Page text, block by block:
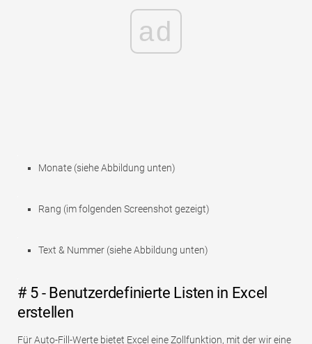
ad
Monate (siehe Abbildung unten)
Rang (im folgenden Screenshot gezeigt)
Text & Nummer (siehe Abbildung unten)
# 5 - Benutzerdefinierte Listen in Excel
erstellen
Für Auto-Fill-Werte bietet Excel eine Zollfunktion, mit der wir eine